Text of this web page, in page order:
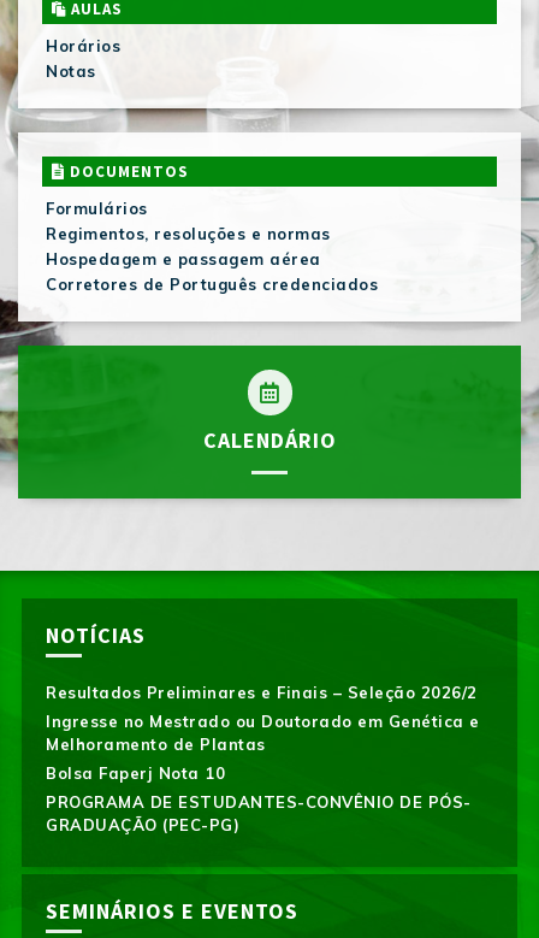
AULAS
Horários
Notas
DOCUMENTOS
Formulários
Regimentos, resoluções e normas
Hospedagem e passagem aérea
Corretores de Português credenciados
CALENDÁRIO
NOTÍCIAS
Resultados Preliminares e Finais – Seleção 2026/2
Ingresse no Mestrado ou Doutorado em Genética e
Melhoramento de Plantas
Bolsa Faperj Nota 10
PROGRAMA DE ESTUDANTES-CONVÊNIO DE PÓS-
GRADUAÇÃO (PEC-PG)
SEMINÁRIOS E EVENTOS